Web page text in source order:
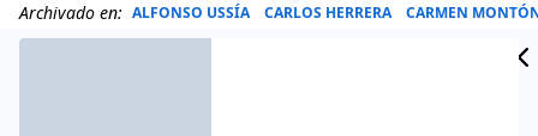
Archivado en: ALFONSO USSÍA CARLOS HERRERA CARMEN